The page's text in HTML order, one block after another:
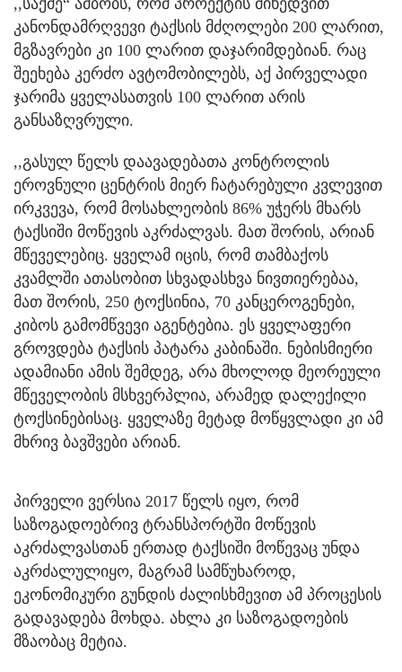
,,საქმე“ ამბობს, რომ პროექტის მიხედვით
კანონდამრღვევი ტაქსის მძღოლები 200 ლარით,
მგზავრები კი 100 ლარით დაჯარიმდებიან. რაც
შეეხება კერძო ავტომობილებს, აქ პირველადი
ჯარიმა ყველასათვის 100 ლარით არის
განსაზღვრული.
,,გასულ წელს დაავადებათა კონტროლის
ეროვნული ცენტრის მიერ ჩატარებული კვლევით
ირკვევა, რომ მოსახლეობის 86% უჭერს მხარს
ტაქსიში მოწევის აკრძალვას. მათ შორის, არიან
მწეველებიც. ყველამ იცის, რომ თამბაქოს
კვამლში ათასობით სხვადასხვა ნივთიერებაა,
მათ შორის, 250 ტოქსინია, 70 კანცეროგენები,
კიბოს გამომწვევი აგენტებია. ეს ყველაფერი
გროვდება ტაქსის პატარა კაბინაში. ნებისმიერი
ადამიანი ამის შემდეგ, არა მხოლოდ მეორეული
მწეველობის მსხვერპლია, არამედ დალექილი
ტოქსინებისაც. ყველაზე მეტად მოწყვლადი კი ამ
მხრივ ბავშვები არიან.
პირველი ვერსია 2017 წელს იყო, რომ
საზოგადოებრივ ტრანსპორტში მოწევის
აკრძალვასთან ერთად ტაქსიში მოწევაც უნდა
აკრძალულიყო, მაგრამ სამწუხაროდ,
ეკონომიკური გუნდის ძალისხმევით ამ პროცესის
გადავადება მოხდა. ახლა კი საზოგადოების
მზაობაც მეტია.